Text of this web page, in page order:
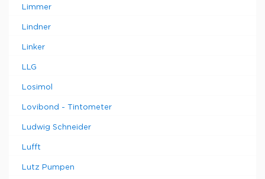
Limmer
Lindner
Linker
LLG
Losimol
Lovibond - Tintometer
Ludwig Schneider
Lufft
Lutz Pumpen